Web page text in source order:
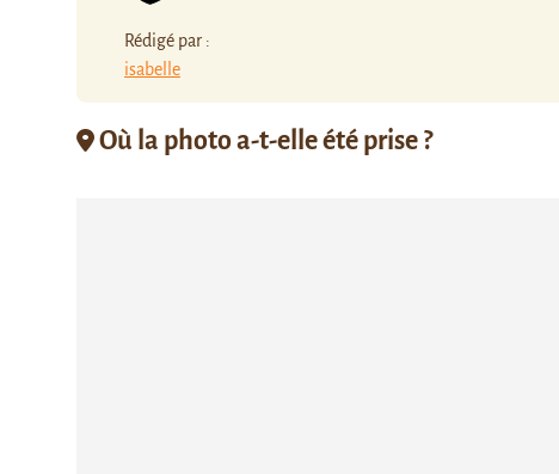
Rédigé par :
isabelle
Où la photo a-t-elle été prise ?